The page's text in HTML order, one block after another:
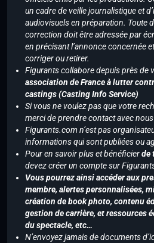
un cadre de veille journalistique et
audiovisuels en préparation. Toute
correction doit être adressée par
en précisant l’annonce concernée
corriger ou retirer.
Figurants collabore depuis près de
association de France à lutter
castings (Casting Info Service)
Si vous ne voulez pas que votre
merci de prendre contact avec nous
Figurants.com n’est pas
informations qui sont publiées ou
Pour en savoir plus et bénéficierde
devez créer un compte sur
Vous pourrez ainsi accéder aux
membre, alertes personnalisées,
création de book photo, contenu
gestion de carrière, et ressources
du spectacle, etc…
N’envoyez jamais de documents